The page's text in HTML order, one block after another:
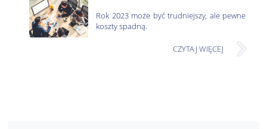
Rok 2023 może być trudniejszy, ale pewne
koszty spadną.
CZYTAJ WIĘCEJ